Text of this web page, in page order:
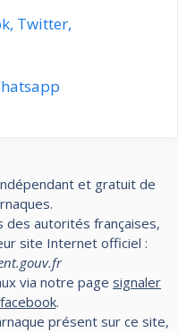
Twitter,
et gratuit de
des autorités françaises,
site Internet officiel :
via notre page signaler
.
présent sur ce site,